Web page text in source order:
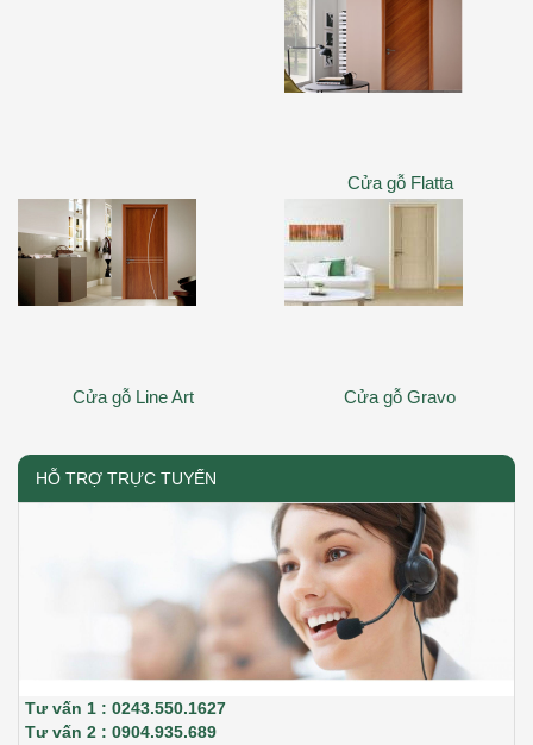
Cửa gỗ Flatta
Cửa gỗ Line Art Cửa gỗ Gravo
HỖ TRỢ TRỰC TUYẾN
Tư vấn 1 : 0243.550.1627
Tư vấn 2 : 0904.935.689